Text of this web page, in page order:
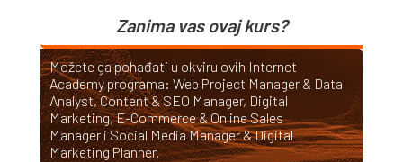
Zanima vas ovaj kurs?
Možete ga pohađati u okviru ovih Internet
Academy programa: Web Project Manager & Data
Analyst,Content & SEO Manager, Digital
Marketing,E-Commerce & Online Sales
ManageriSocial Media Manager & Digital
Marketing Planner.